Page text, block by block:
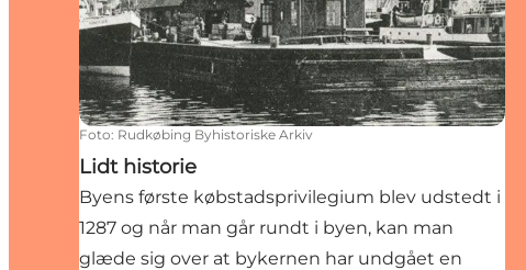
Foto: Rudkøbing Byhistoriske Arkiv
Lidt historie
Byens første købstadsprivilegium blev udstedt i
1287 og når man går rundt i byen, kan man
glæde sig over at bykernen har undgået en